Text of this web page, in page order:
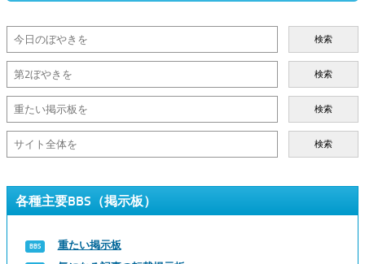
検索
検索
検索
検索
各種主要BBS（掲示板）
重たい掲示板